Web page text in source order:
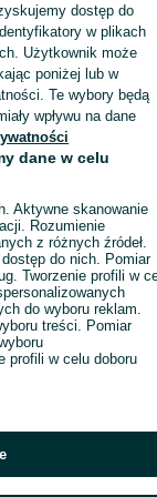
Wyświetlenia:
dostęp do
w plikach
Użytkownik może
poniżej lub w
Te wybory będą
wpływu na dane
dane w celu
Aktywne skanowanie
Rozumienie
z różnych źródeł.
do nich. Pomiar
Tworzenie profili w
do wyboru reklam.
treści. Pomiar
profili w celu doboru